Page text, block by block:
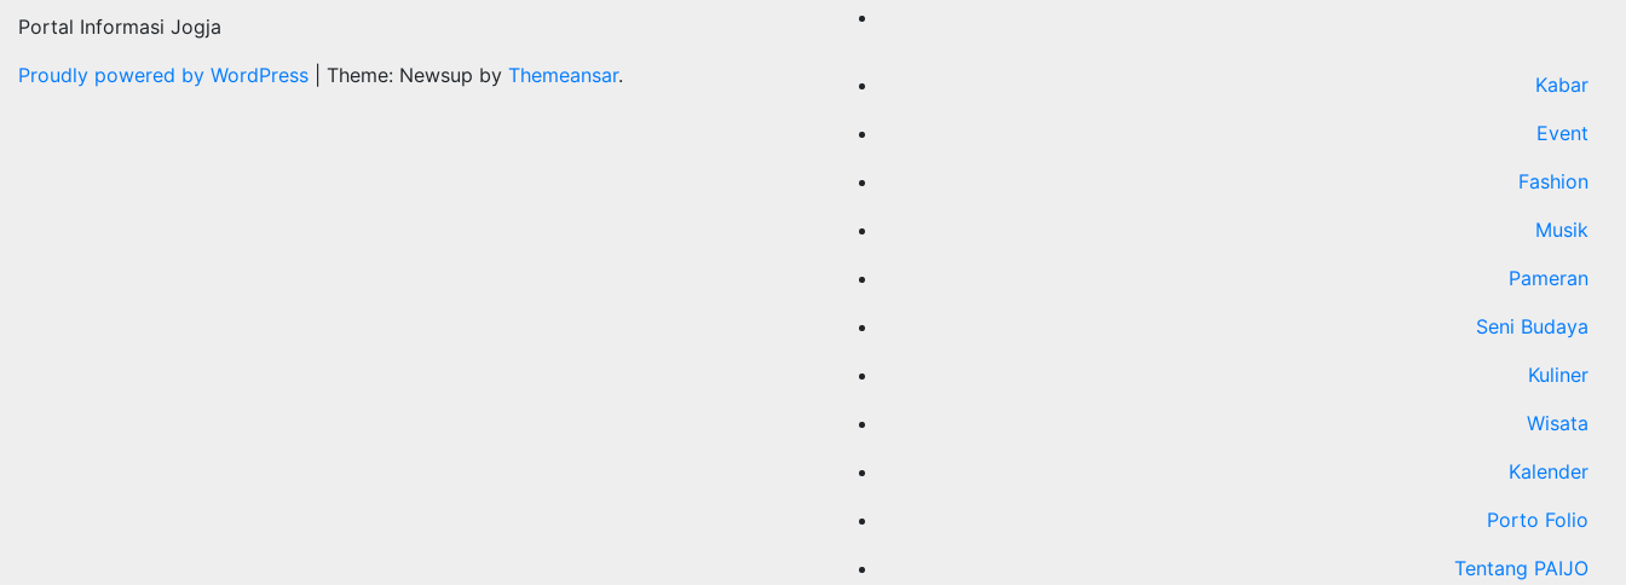
Portal Informasi Jogja
Proudly powered by WordPress
Theme: Newsup by Themeansar.
Kabar
Event
Fashion
Musik
Pameran
Seni Budaya
Kuliner
Wisata
Kalender
Porto Folio
Tentang PAIJO